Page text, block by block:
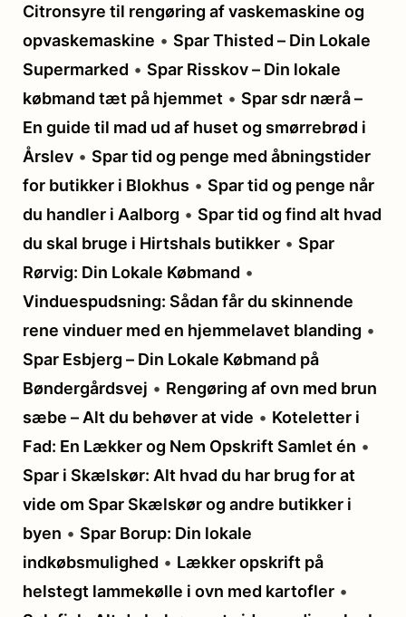
Citronsyre til rengøring af vaskemaskine og
opvaskemaskine • Spar Thisted – Din Lokale
Supermarked • Spar Risskov – Din lokale
købmand tæt på hjemmet • Spar sdr nærå –
En guide til mad ud af huset og smørrebrød i
Årslev • Spar tid og penge med åbningstider
for butikker i Blokhus • Spar tid og penge når
du handler i Aalborg • Spar tid og find alt hvad
du skal bruge i Hirtshals butikker • Spar
Rørvig: Din Lokale Købmand •
Vinduespudsning: Sådan får du skinnende
rene vinduer med en hjemmelavet blanding •
Spar Esbjerg – Din Lokale Købmand på
Bøndergårdsvej • Rengøring af ovn med brun
sæbe – Alt du behøver at vide • Koteletter i
Fad: En Lækker og Nem Opskrift Samlet én •
Spar i Skælskør: Alt hvad du har brug for at
vide om Spar Skælskør og andre butikker i
byen • Spar Borup: Din lokale
indkøbsmulighed • Lækker opskrift på
helstegt lammekølle i ovn med kartofler •